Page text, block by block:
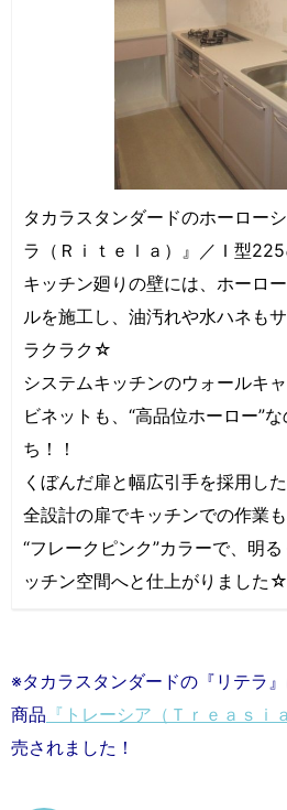
タカラスタンダードのホーロー
ラ（Ｒｉｔｅｌａ）』／Ｉ型225
キッチン廻りの壁には、ホーロ
ルを施工し、油汚れや水ハネも
ラクラク☆
システムキッチンのウォールキ
ビネットも、“高品位ホーロー”
ち！！
くぼんだ扉と幅広引手を採用し
全設計の扉でキッチンでの作業も
“フレークピンク”カラーで、明
ッチン空間へと仕上がりました☆
※タカラスタンダードの『リテラ
商品 『トレーシア（Ｔｒｅａｓｉ
売されました！